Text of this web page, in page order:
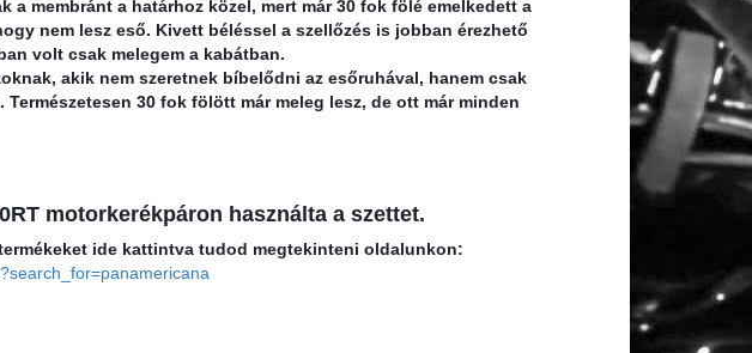
a membránt a határhoz közel, mert már 30 fok fölé emelkedett a
nem lesz eső. Kivett béléssel a szellőzés is jobban érezhető
volt csak melegem a kabátban.
akik nem szeretnek bíbelődni az esőruhával, hanem csak
30 fok fölött már meleg lesz, de ott már minden
motorkerékpáron használta a szettet.
ide kattintva tudod megtekinteni oldalunkon: